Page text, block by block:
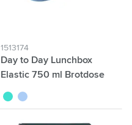
1513174
Day to Day Lunchbox
Elastic 750 ml Brotdose
turquoise
bleu